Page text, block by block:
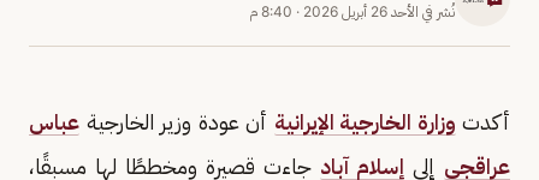
نُشر في الأحد 26 أبريل 2026 · 8:40 م
أكدت وزارة الخارجية الإيرانية أن عودة وزير الخارجية عباس
عراقجي إلى إسلام آباد جاءت قصيرة ومخططًا لها مسبقًا،